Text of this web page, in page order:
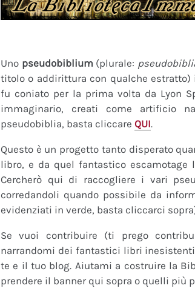
Uno pseudobiblium(plurale:
titolo o addirittura con qualche
fu coniato per la prima volta da Lyon
immaginario, creati come artificio
pseudobiblia, basta cliccare QUI.
Questo è un progetto tanto disperato
libro, e da quel fantastico
Cercherò qui di raccogliere i vari
corredandoli quando possibile da
evidenziati in verde, basta cliccarci
Se vuoi contribuire (ti prego
narrandomi dei fantastici libri
te e il tuo blog. Aiutami a costruire la
prendere il banner qui sopra o quelli più